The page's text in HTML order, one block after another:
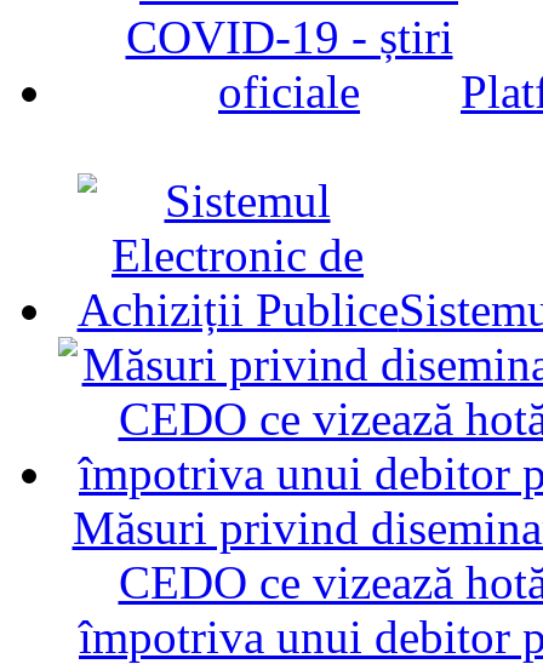
Măsuri privind
CEDO ce vizează
împotriva unui debitor